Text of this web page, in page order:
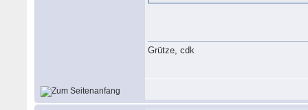
Grütze, cdk